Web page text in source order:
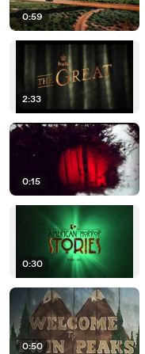
0:59
2:33
0:15
0:30
0:50